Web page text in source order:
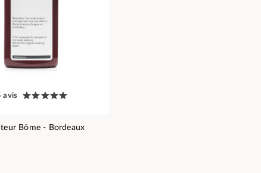
avis
Bōme - Bordeaux